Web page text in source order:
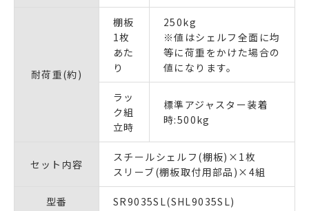
耐荷重(約)
棚板
1枚
あた
り
250kg
※値はシェルフ全面に均
等に荷重をかけた場合の
値になります。
ラッ
ク組
立時
標準アジャスター装着
時:500kg
セット内容
スチールシェルフ(棚板)×1枚
スリーブ(棚板取付用部品)×4組
型番 SR9035SL(SHL9035SL)